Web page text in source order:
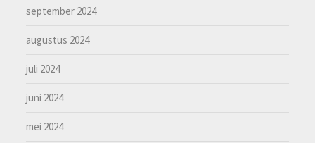
september 2024
augustus 2024
juli 2024
juni 2024
mei 2024